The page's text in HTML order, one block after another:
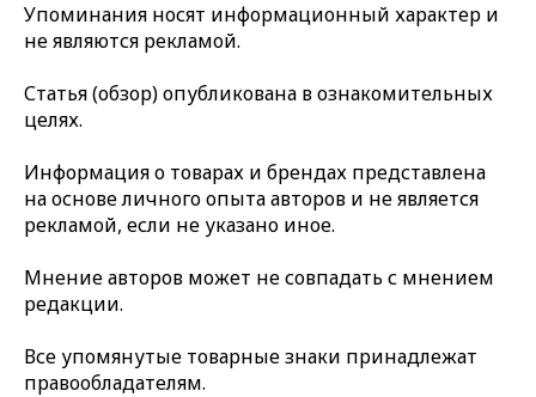
Упоминания носят информационный характер и
не являются рекламой.
Статья (обзор) опубликована в ознакомительных
целях.
Информация о товарах и брендах представлена
на основе личного опыта авторов и не является
рекламой, если не указано иное.
Мнение авторов может не совпадать с мнением
редакции.
Все упомянутые товарные знаки принадлежат
правообладателям.